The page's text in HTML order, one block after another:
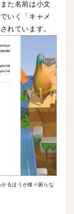
た名前は小文
いく「キャメ
れています。
るほうが後々困らな